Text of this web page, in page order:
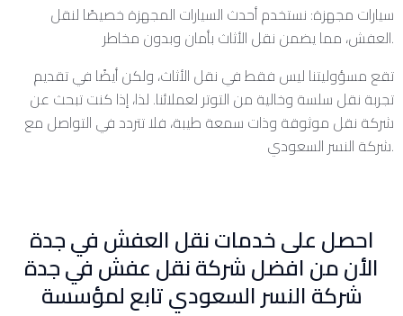
سيارات مجهزة: نستخدم أحدث السيارات المجهزة خصيصًا لنقل
العفش، مما يضمن نقل الأثاث بأمان وبدون مخاطر.
تقع مسؤوليتنا ليس فقط في نقل الأثاث، ولكن أيضًا في تقديم
تجربة نقل سلسة وخالية من التوتر لعملائنا. لذا، إذا كنت تبحث عن
شركة نقل موثوقة وذات سمعة طيبة، فلا تتردد في التواصل مع
شركة النسر السعودي.
احصل على خدمات نقل العفش في جدة
الأن من افضل شركة نقل عفش في جدة
شركة النسر السعودي تابع لمؤسسة